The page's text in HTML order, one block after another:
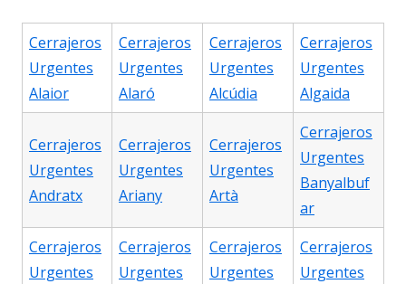
Cerrajeros
Urgentes
Alaior
Cerrajeros
Urgentes
Alaró
Cerrajeros
Urgentes
Alcúdia
Cerrajeros
Urgentes
Algaida
Cerrajeros
Urgentes
Andratx
Cerrajeros
Urgentes
Ariany
Cerrajeros
Urgentes
Artà
Cerrajeros
Urgentes
Banyalbuf
ar
Cerrajeros
Urgentes
Cerrajeros
Urgentes
Cerrajeros
Urgentes
Cerrajeros
Urgentes